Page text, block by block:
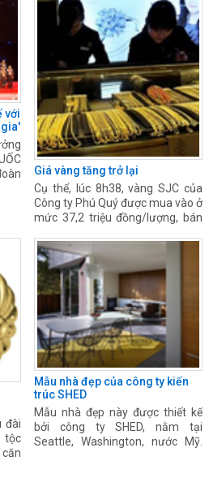
với
gia'
Giá vàng tăng trở lại
Cụ thể, lúc 8h38, vàng SJC của
Công ty Phú Quý được mua vào ở
mức 37,2 triệu đồng/lượng, bán
So với mức giá niêm yết chiều
hôm qua, mức giá này đã tăng
120.000 đồng/lượng ở chiều mua
vào và 140.000 đồng/lượng ở
chiều bán ra.
đài
tộc
Mẫu nhà đẹp của công ty kiến
trúc SHED
Mẫu nhà đẹp này được thiết kế
bởi công ty SHED, nằm tại
Seattle, Washington, nước Mỹ.